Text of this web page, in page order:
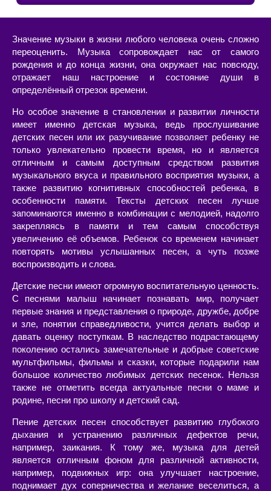
Значение музыки в жизни любого человека очень сложно
переоценить. Музыка сопровождает нас от самого
рождения и до конца жизни, она окружает нас повсюду,
отражает наш настроение и состояние души в
определённый отрезок времени.
Но особое значение в становлении и развитии личности
имеет именно детская музыка, ведь прослушивание
детских песен или их разучивание позволяет ребенку не
только увлекательно провести время, но и является
отличным и самым доступным средством развития
музыкального вкуса и правильного восприятия музыки, а
также развитию когнитивных способностей ребенка, в
особенности памяти. Тексты детских песен лучше
запоминаются именно в комбинации с мелодией, надолго
закрепляясь в памяти и тем самым способствуя
увеличению её объемов. Ребенок со временем начинает
повторять мотивы услышанных песен, а чуть позже
воспроизводить и слова.
Детские песни имеют огромную воспитательную ценность.
С песнями малыш начинает познавать мир, получает
первые знания и представления о природе, дружбе, добре
и зле, понятии справедливости, учится делать выбор и
давать оценку поступкам. В наследство подрастающему
поколению остались замечательные и добрые советские
мультфильмы, фильмы и сказки, которые подарили нам
большое количество любимых детских песенок. Нельзя
также не отметить всегда актуальные песни о маме и
родине, песни про школу и детский сад.
Пение детских песен способствует развитию глубокого
дыхания и устранению различных дефектов речи,
например, заикания. К тому же, музыка для детей
является отличным фоном для различной активности,
например, подвижных игр: она улучшает настроение,
поднимает дух соперничества и желание веселиться, а